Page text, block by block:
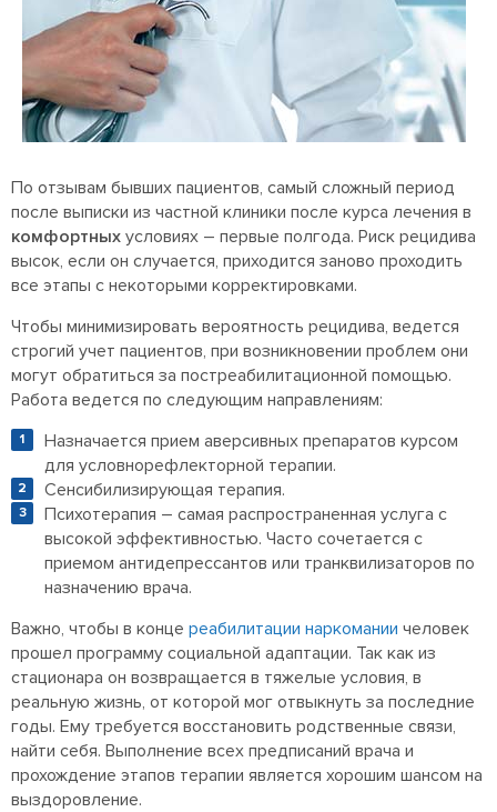
По отзывам бывших пациентов, самый сложный период
после выписки из частной клиники после курса лечения в
комфортных условиях – первые полгода. Риск рецидива
высок, если он случается, приходится заново проходить
все этапы с некоторыми корректировками.
Чтобы минимизировать вероятность рецидива, ведется
строгий учет пациентов, при возникновении проблем они
могут обратиться за постреабилитационной помощью.
Работа ведется по следующим направлениям:
Назначается прием аверсивных препаратов курсом
для условнорефлекторной терапии.
Сенсибилизирующая терапия.
Психотерапия – самая распространенная услуга с
высокой эффективностью. Часто сочетается с
приемом антидепрессантов или транквилизаторов по
назначению врача.
Важно, чтобы в конце реабилитации наркомании человек
прошел программу социальной адаптации. Так как из
стационара он возвращается в тяжелые условия, в
реальную жизнь, от которой мог отвыкнуть за последние
годы. Ему требуется восстановить родственные связи,
найти себя. Выполнение всех предписаний врача и
прохождение этапов терапии является хорошим шансом на
выздоровление.